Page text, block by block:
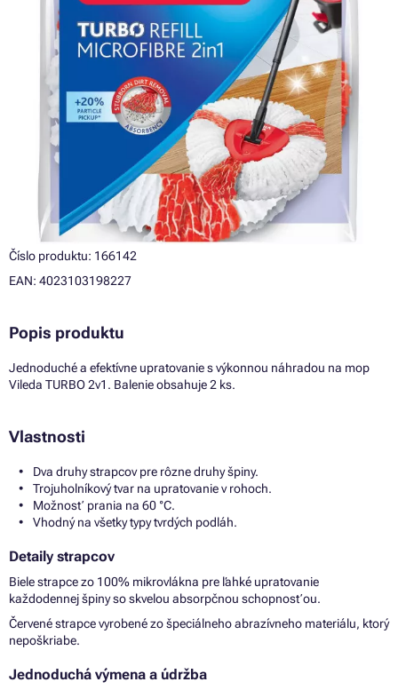
Číslo produktu: 166142
EAN: 4023103198227
Popis produktu
Jednoduché a efektívne upratovanie s výkonnou náhradou na mop
Vileda TURBO 2v1. Balenie obsahuje 2 ks.
Vlastnosti
Dva druhy strapcov pre rôzne druhy špiny.
Trojuholníkový tvar na upratovanie v rohoch.
Možnosť prania na 60 °C.
Vhodný na všetky typy tvrdých podláh.
Detaily strapcov
Biele strapce zo 100% mikrovlákna pre ľahké upratovanie
každodennej špiny so skvelou absorpčnou schopnosťou.
Červené strapce vyrobené zo špeciálneho abrazívneho materiálu, ktorý
nepoškriabe.
Jednoduchá výmena a údržba